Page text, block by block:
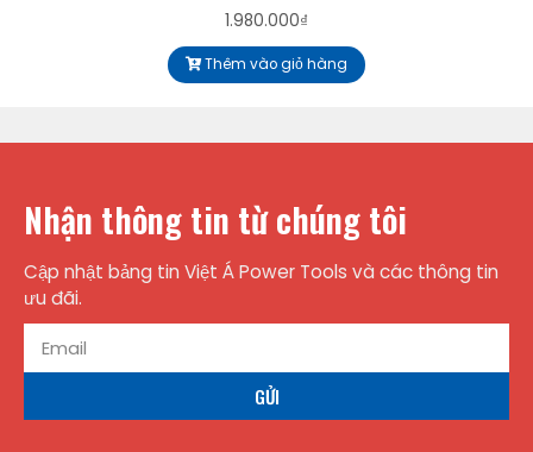
1.980.000₫
Thêm vào giỏ hàng
Nhận thông tin từ chúng tôi
Cập nhật bảng tin Việt Á Power Tools và các thông tin
ưu đãi.
GỬI